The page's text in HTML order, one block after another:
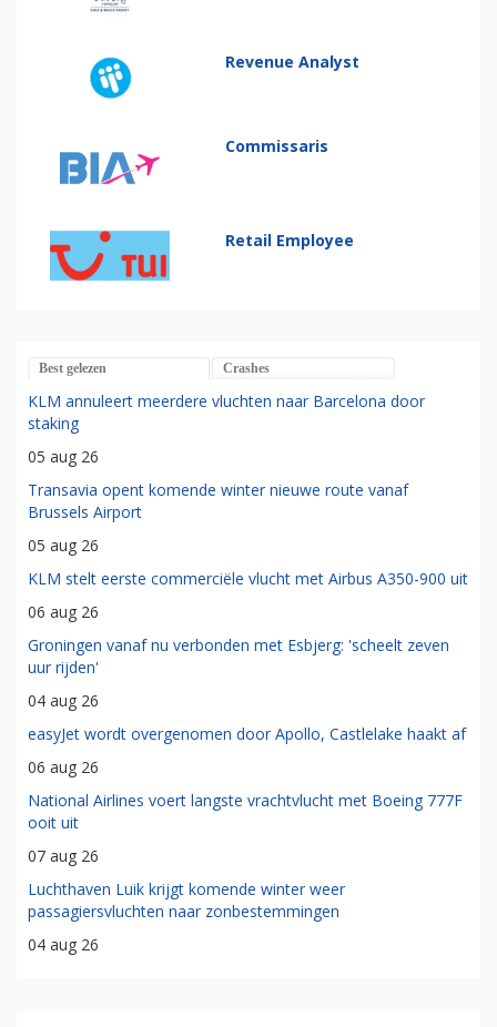
Revenue Analyst
Commissaris
Retail Employee
Best gelezen Crashes
KLM annuleert meerdere vluchten naar Barcelona door
staking
05 aug 26
Transavia opent komende winter nieuwe route vanaf
Brussels Airport
05 aug 26
KLM stelt eerste commerciële vlucht met Airbus A350-900 uit
06 aug 26
Groningen vanaf nu verbonden met Esbjerg: 'scheelt zeven
uur rijden'
04 aug 26
easyJet wordt overgenomen door Apollo, Castlelake haakt af
06 aug 26
National Airlines voert langste vrachtvlucht met Boeing 777F
ooit uit
07 aug 26
Luchthaven Luik krijgt komende winter weer
passagiersvluchten naar zonbestemmingen
04 aug 26